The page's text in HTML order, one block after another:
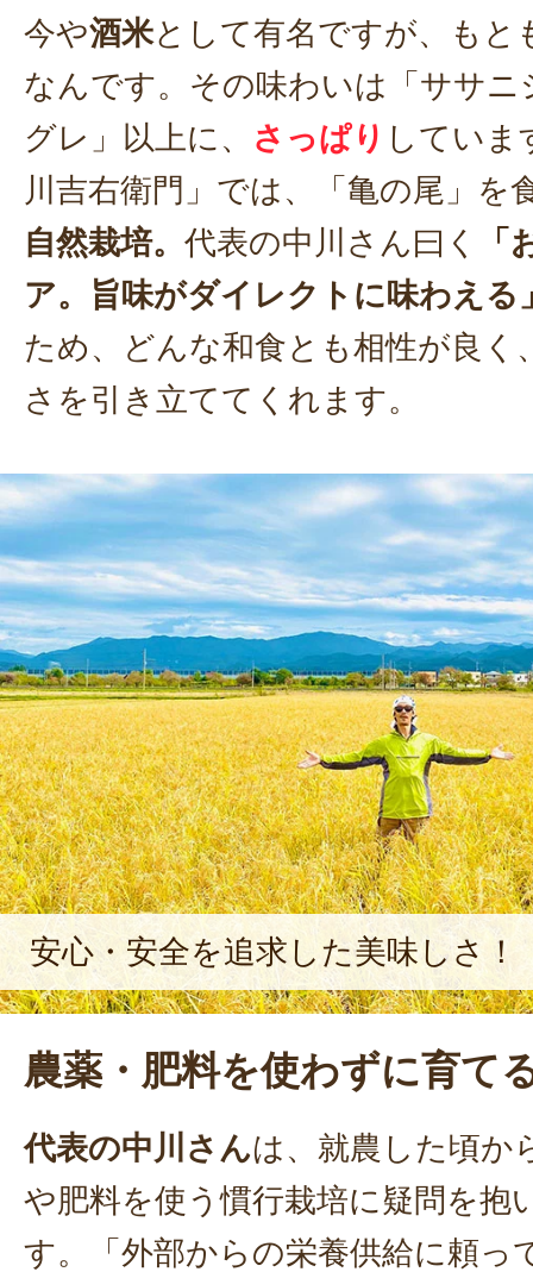
今や酒米として有名ですが、もと
なんです。その味わいは「ササニ
グレ」以上に、 さっぱり していま
川吉右衛門」では、「亀の尾」を
自然栽培。 代表の中川さん曰く
ア。旨味がダイレクトに味わえる
ため、どんな和食とも相性が良く
さを引き立ててくれます。
安心・安全を追求した美味しさ！
農薬・肥料を使わずに育て
代表の中川さんは、就農した頃か
や肥料を使う慣行栽培に疑問を抱
す。「外部からの栄養供給に頼っ